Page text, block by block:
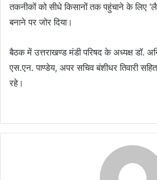
तकनीकों को सीधे किसानों तक पहुंचाने के लिए
बनाने पर जोर दिया।
बैठक में उत्तराखण्ड मंडी परिषद के अध्यक्ष डॉ.
एस.एन. पाण्डेय, अपर सचिव बंशीधर तिवारी
रहे।